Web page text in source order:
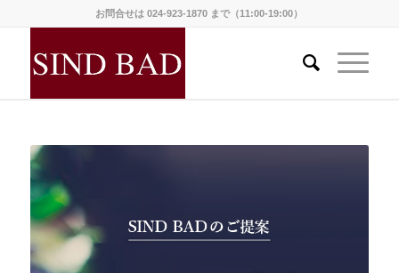
お問合せは 024-923-1870 まで（11:00-19:00）